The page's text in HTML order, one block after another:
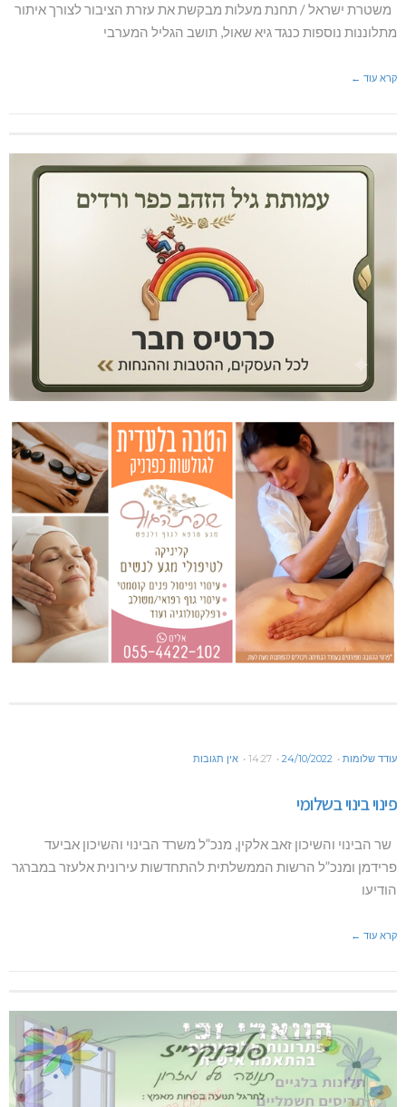
משטרת ישראל / תחנת מעלות מבקשת את עזרת הציבור לצורך איתור
מתלוננות נוספות כנגד גיא שאול, תושב הגליל המערבי
קרא עוד ←
עודד שלומות 24/10/2022
14:27 אין תגובות
פינוי בינוי בשלומי
שר הבינוי והשיכון זאב אלקין, מנכ”ל משרד הבינוי והשיכון אביעד
פרידמן ומנכ”ל הרשות הממשלתית להתחדשות עירונית אלעזר במברגר
הודיעו
קרא עוד ←